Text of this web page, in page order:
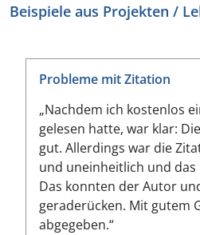
Beispiele aus Projekten /
Probleme mit Zitation
„Nachdem ich kostenlos
gelesen hatte, war klar:
gut. Allerdings war die
und uneinheitlich und das
Das konnten der Autor
geraderücken. Mit gutem
abgegeben.“